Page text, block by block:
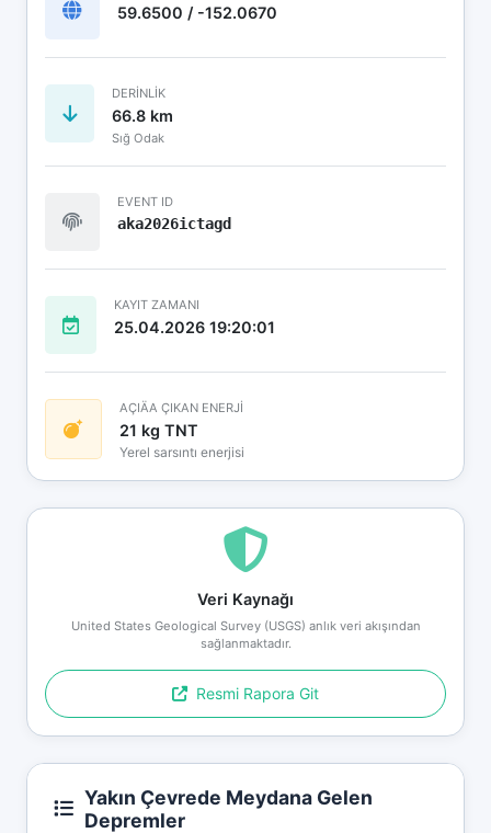
59.6500 / -152.0670
DERINLIK
66.8 km
Sığ Odak
EVENT ID
aka2026ictagd
KAYIT ZAMANI
25.04.2026 19:20:01
AÇIÄA ÇIKAN ENERJİ
21 kg TNT
Yerel sarsıntı enerjisi
Veri Kaynağı
United States Geological Survey (USGS) anlık veri akışından
sağlanmaktadır.
Resmi Rapora Git
Yakın Çevrede Meydana Gelen
Depremler